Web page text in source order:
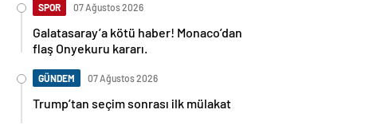
SPOR 07 Ağustos 2026
Galatasaray’a kötü haber! Monaco’dan
flaş Onyekuru kararı.
GÜNDEM 07 Ağustos 2026
Trump’tan seçim sonrası ilk mülakat